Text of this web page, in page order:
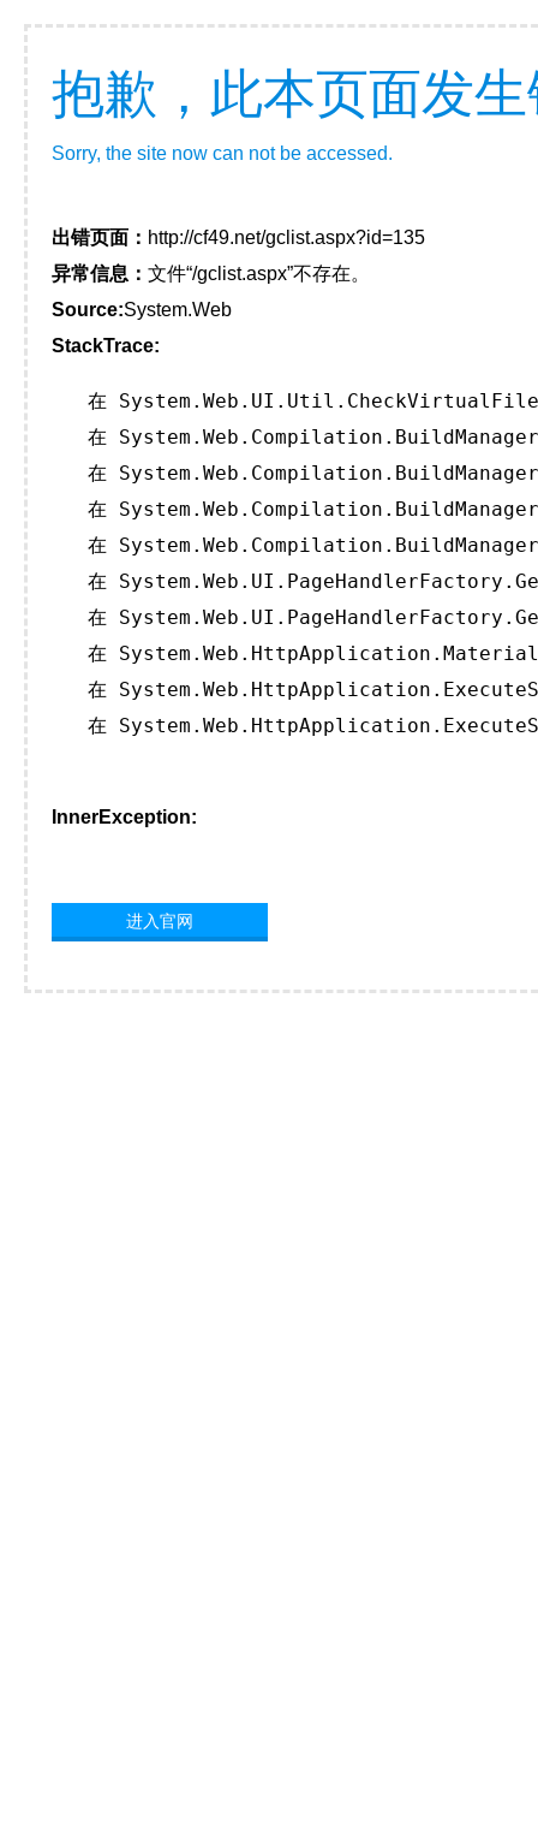
抱歉，此本页面发
Sorry, the site now can not be accessed.
出错页面： http://cf49.net/gclist.aspx?id=135
异常信息： 文件“/gclist.aspx”不存在。
Source:System.Web
StackTrace:
在
在
在
在
在
在
在
在
在
在
InnerException:
进入官网